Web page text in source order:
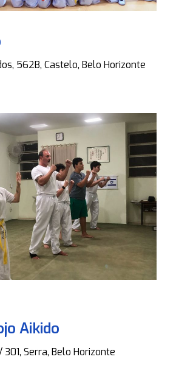
562B, Castelo, Belo Horizonte
Aikido
Serra, Belo Horizonte